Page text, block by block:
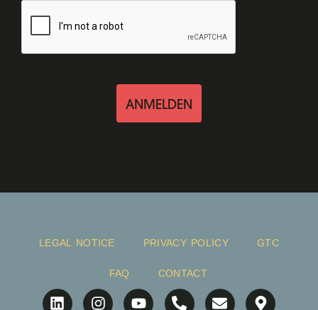
ANMELDEN
LEGAL NOTICE PRIVACY POLICY GTC
FAQ CONTACT